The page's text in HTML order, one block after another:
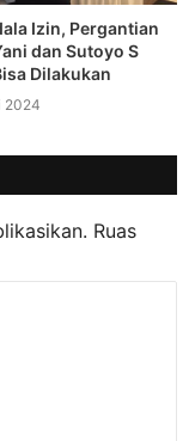
Izin, Pergantian
dan Sutoyo S
Dilakukan
2024
Ruas